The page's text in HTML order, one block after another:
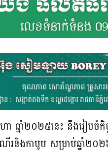
នាំ២០២៥នេះ នឹងរៀបចំកិច្
រនិងកាបូប សម្រាប់ឆ្នាំ២០